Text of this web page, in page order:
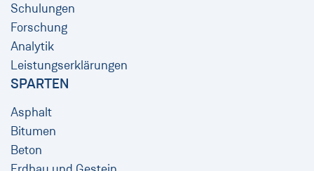
Schulungen
Forschung
Analytik
Leistungserklärungen
SPARTEN
Asphalt
Bitumen
Beton